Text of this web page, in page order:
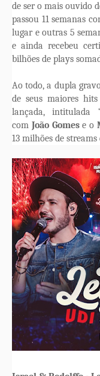
de ser o mais ouvido
passou 11 semanas
lugar e outras 5
e ainda recebeu
bilhões de plays
Ao todo, a dupla
de seus maiores
lançada, intitulada
com João Gomes e o
13 milhões de